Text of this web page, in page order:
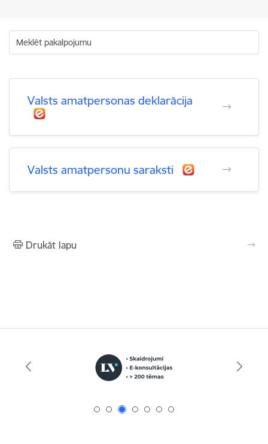
Meklēt pakalpojumu
Valsts amatpersonas deklarācija
Valsts amatpersonu saraksti
Drukāt lapu